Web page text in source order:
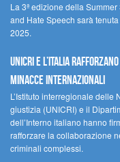
La 3ª edizione della
and Hate Speech sarà
2025.
UNICRI e l’Italia
minacce internazionali
L’Istituto interregionale
giustizia (UNICRI) e il
dell’Interno italiano hanno
rafforzare la collaborazione
criminali complessi.